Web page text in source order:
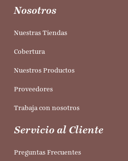
Nosotros
Nuestras Tiendas
Cobertura
Nuestros Productos
Proveedores
Trabaja con nosotros
Servicio al Cliente
Preguntas Frecuentes